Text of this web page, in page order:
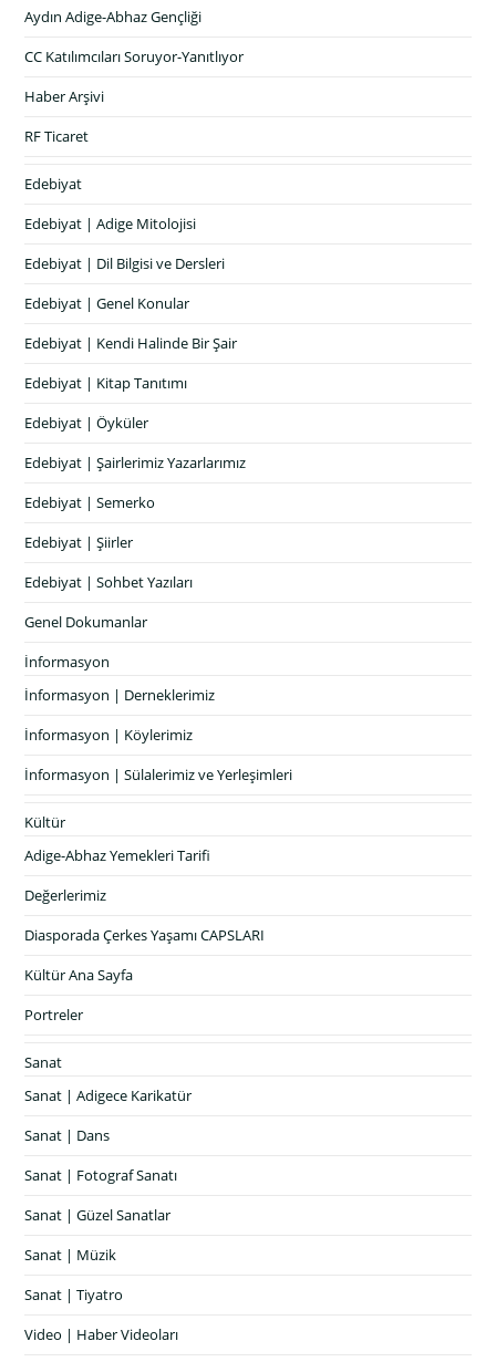
Aydın Adige-Abhaz Gençliği
CC Katılımcıları Soruyor-Yanıtlıyor
Haber Arşivi
RF Ticaret
Edebiyat
Edebiyat | Adige Mitolojisi
Edebiyat | Dil Bilgisi ve Dersleri
Edebiyat | Genel Konular
Edebiyat | Kendi Halinde Bir Şair
Edebiyat | Kitap Tanıtımı
Edebiyat | Öyküler
Edebiyat | Şairlerimiz Yazarlarımız
Edebiyat | Semerko
Edebiyat | Şiirler
Edebiyat | Sohbet Yazıları
Genel Dokumanlar
İnformasyon
İnformasyon | Derneklerimiz
İnformasyon | Köylerimiz
İnformasyon | Sülalerimiz ve Yerleşimleri
Kültür
Adige-Abhaz Yemekleri Tarifi
Değerlerimiz
Diasporada Çerkes Yaşamı CAPSLARI
Kültür Ana Sayfa
Portreler
Sanat
Sanat | Adigece Karikatür
Sanat | Dans
Sanat | Fotograf Sanatı
Sanat | Güzel Sanatlar
Sanat | Müzik
Sanat | Tiyatro
Video | Haber Videoları